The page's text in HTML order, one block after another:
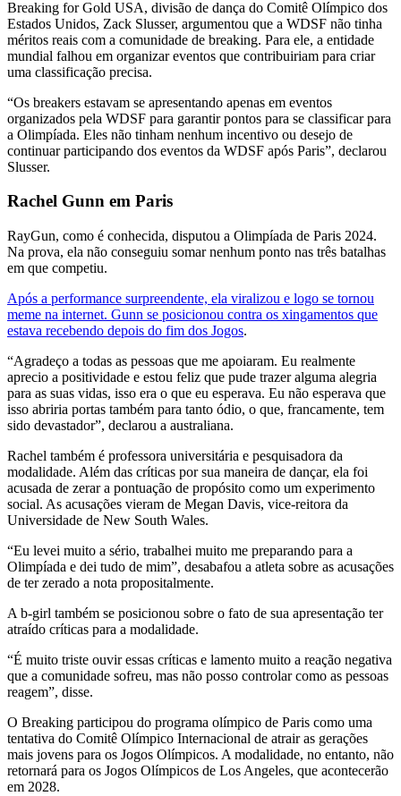
Breaking for Gold USA, divisão de dança do Comitê Olímpico dos
Estados Unidos, Zack Slusser, argumentou que a WDSF não tinha
méritos reais com a comunidade de breaking. Para ele, a entidade
mundial falhou em organizar eventos que contribuiriam para criar
uma classificação precisa.
“Os breakers estavam se apresentando apenas em eventos
organizados pela WDSF para garantir pontos para se classificar para
a Olimpíada. Eles não tinham nenhum incentivo ou desejo de
continuar participando dos eventos da WDSF após Paris”, declarou
Slusser.
Rachel Gunn em Paris
RayGun, como é conhecida, disputou a Olimpíada de Paris 2024.
Na prova, ela não conseguiu somar nenhum ponto nas três batalhas
em que competiu.
Após a performance surpreendente, ela viralizou e logo se tornou
meme na internet. Gunn se posicionou contra os xingamentos que
estava recebendo depois do fim dos Jogos.
“Agradeço a todas as pessoas que me apoiaram. Eu realmente
aprecio a positividade e estou feliz que pude trazer alguma alegria
para as suas vidas, isso era o que eu esperava. Eu não esperava que
isso abriria portas também para tanto ódio, o que, francamente, tem
sido devastador”, declarou a australiana.
Rachel também é professora universitária e pesquisadora da
modalidade. Além das críticas por sua maneira de dançar, ela foi
acusada de zerar a pontuação de propósito como um experimento
social. As acusações vieram de Megan Davis, vice-reitora da
Universidade de New South Wales.
“Eu levei muito a sério, trabalhei muito me preparando para a
Olimpíada e dei tudo de mim”, desabafou a atleta sobre as acusações
de ter zerado a nota propositalmente.
A b-girl também se posicionou sobre o fato de sua apresentação ter
atraído críticas para a modalidade.
“É muito triste ouvir essas críticas e lamento muito a reação negativa
que a comunidade sofreu, mas não posso controlar como as pessoas
reagem”, disse.
O Breaking participou do programa olímpico de Paris como uma
tentativa do Comitê Olímpico Internacional de atrair as gerações
mais jovens para os Jogos Olímpicos. A modalidade, no entanto, não
retornará para os Jogos Olímpicos de Los Angeles, que acontecerão
em 2028.